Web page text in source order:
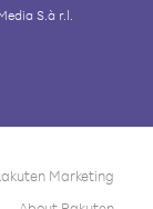
S.à r.l.
Marketing